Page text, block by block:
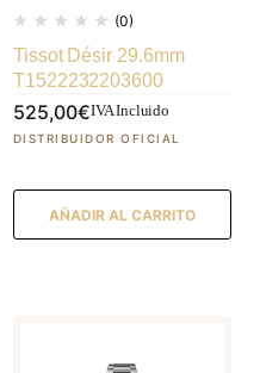
(0)
Tissot Désir 29.6mm
T1522232203600
525,00€IVA Incluido
AÑADIR AL CARRITO